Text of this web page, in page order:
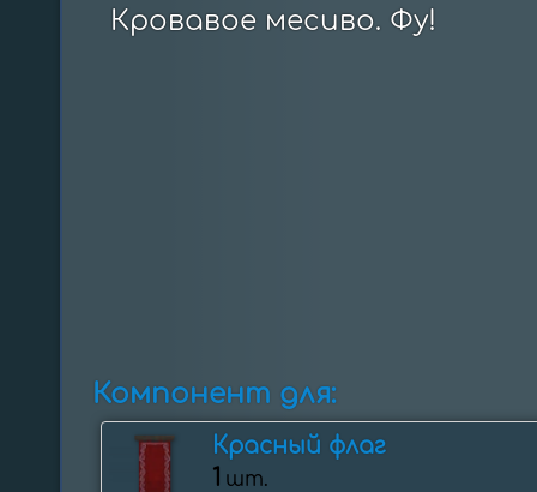
Кровавое месиво. Фу!
Компонент для:
Красный флаг
1 шт.